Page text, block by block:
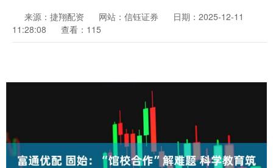
来源：捷翔配资 网站：信钰证券
日期：2025-12-11
11:28:08
查看：115